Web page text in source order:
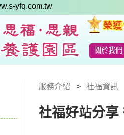
yfq.com.tw
關於我們
服務介紹 社福資訊
社福好站分享